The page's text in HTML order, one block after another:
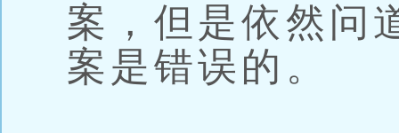
案，但是依然问
案是错误的。